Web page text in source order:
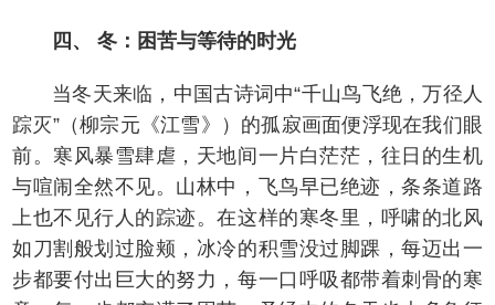
四、 冬：困苦与等待的时光
当冬天来临，中国古诗词中“千山鸟飞绝，万径人
踪灭”（柳宗元《江雪》）的孤寂画面便浮现在我们眼
前。寒风暴雪肆虐，天地间一片白茫茫，往日的生机
与喧闹全然不见。山林中，飞鸟早已绝迹，条条道路
上也不见行人的踪迹。在这样的寒冬里，呼啸的北风
如刀割般划过脸颊，冰冷的积雪没过脚踝，每迈出一
步都要付出巨大的努力，每一口呼吸都带着刺骨的寒